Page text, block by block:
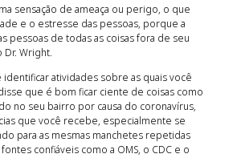
sensação de ameaça ou perigo, o que
e o estresse das pessoas, porque a
pessoas de todas as coisas fora de seu
Wright.
atividades sobre as quais você
que é bom ficar ciente de coisas como
no seu bairro por causa do coronavírus,
que você recebe, especialmente se
para as mesmas manchetes repetidas
confiáveis ​​como a OMS, o CDC e o